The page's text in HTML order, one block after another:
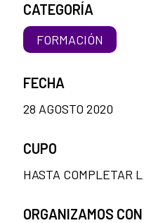
CATEGORÍA
FORMACIÓN
FECHA
28 AGOSTO 2020
CUPO
HASTA COMPLETAR
ORGANIZAMOS CON